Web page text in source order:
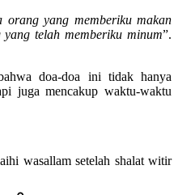
orang yang memberiku makan
telah memberiku minum”.
doa-doa ini tidak hanya
juga mencakup waktu-waktu
wasallam setelah shalat witir